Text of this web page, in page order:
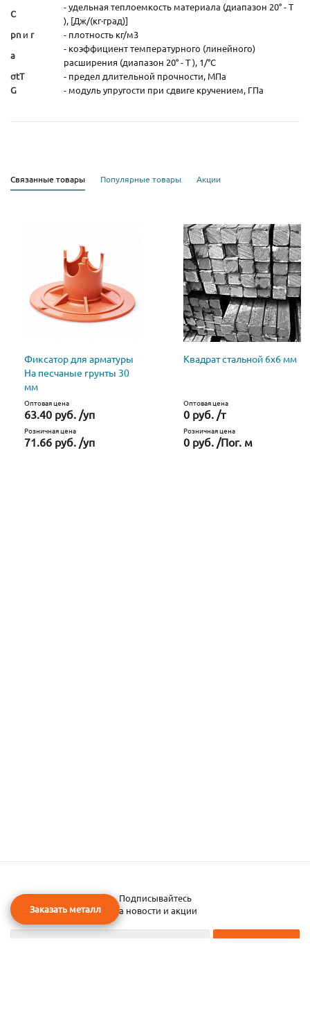
C
- удельная теплоемкость материала (диапазон 20° - T
), [Дж/(кг·град)]
pn и r
- плотность кг/м3
а
- коэффициент температурного (линейного)
расширения (диапазон 20° - T ), 1/°С
σtТ
- предел длительной прочности, МПа
G
- модуль упругости при сдвиге кручением, ГПа
Связанные товары Популярные товары Акции
Фиксатор для арматуры
На песчаные грунты 30
мм
Оптовая цена
63.40 руб. /уп
Розничная цена
71.66 руб. /уп
Квадрат стальной 6х6 мм
Оптовая цена
0 руб. /т
Розничная цена
0 руб. /Пог. м
Подписывайтесь
на новости и акции
Заказать металл